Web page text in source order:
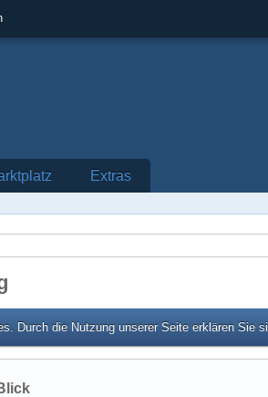
Extras
Durch die Nutzung unserer Seite erklären Sie